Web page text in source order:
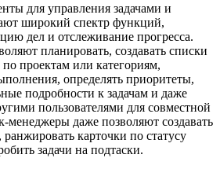
для управления задачами и
широкий спектр функций,
дел и отслеживание прогресса.
планировать, создавать списки
по проектам или категориям,
определять приоритеты,
подробности к задачам и даже
пользователями для совместной
менеджеры даже позволяют создавать
карточки по статусу
задачи на подтаски.